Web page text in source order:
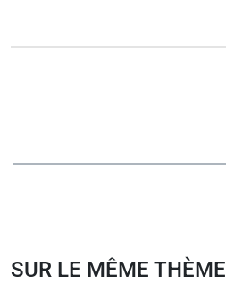
SUR LE MÊME THÈME